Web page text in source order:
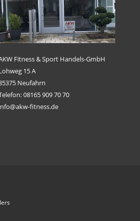
Fitness & Sport Handels-GmbH
15 A
Neufahrn
08165 909 70 70
fitness.de